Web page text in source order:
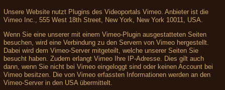
Unsere Website nutzt Plugins des Videoportals Vimeo. Anbieter ist die
Vimeo Inc., 555 West 18th Street, New York, New York 10011, USA.
Wenn Sie eine unserer mit einem Vimeo-Plugin ausgestatteten Seiten
besuchen, wird eine Verbindung zu den Servern von Vimeo hergestellt.
Dabei wird dem Vimeo-Server mitgeteilt, welche unserer Seiten Sie
besucht haben. Zudem erlangt Vimeo Ihre IP-Adresse. Dies gilt auch
dann, wenn Sie nicht bei Vimeo eingeloggt sind oder keinen Account bei
Vimeo besitzen. Die von Vimeo erfassten Informationen werden an den
Vimeo-Server in den USA übermittelt.